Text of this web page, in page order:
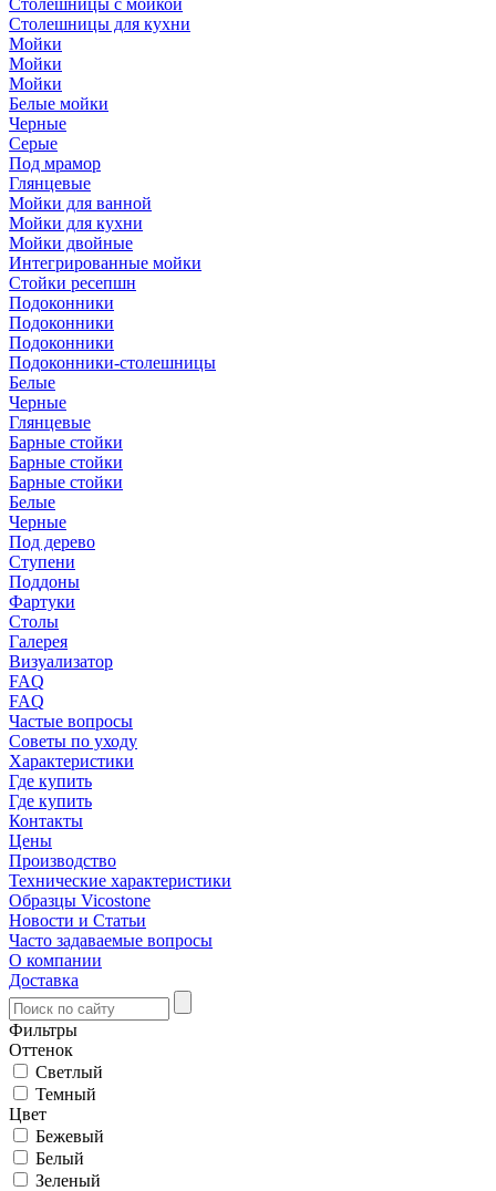
Столешницы с мойкой
Столешницы для кухни
Мойки
Мойки
Мойки
Белые мойки
Черные
Серые
Под мрамор
Глянцевые
Мойки для ванной
Мойки для кухни
Мойки двойные
Интегрированные мойки
Стойки ресепшн
Подоконники
Подоконники
Подоконники
Подоконники-столешницы
Белые
Черные
Глянцевые
Барные стойки
Барные стойки
Барные стойки
Белые
Черные
Под дерево
Ступени
Поддоны
Фартуки
Столы
Галерея
Визуализатор
FAQ
FAQ
Частые вопросы
Советы по уходу
Характеристики
Где купить
Где купить
Контакты
Цены
Производство
Технические характеристики
Образцы Vicostone
Новости и Статьи
Часто задаваемые вопросы
О компании
Доставка
Фильтры
Оттенок
Светлый
Темный
Цвет
Бежевый
Белый
Зеленый